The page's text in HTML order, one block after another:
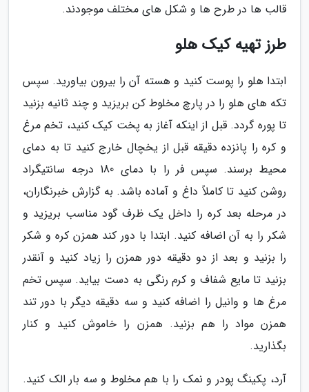
قالب ها در طرح ها و شکل های مختلف موجودند.
طرز تهیه کیک هلو
ابتدا هلو را پوست کنید و هسته آن را بیرون بیاورید. سپس
تکه های هلو را در پارچ مخلوط کن بریزید و چند ثانیه بزنید
تا پوره گردد. قبل از اینکه آغاز به پخت کیک کنید، تخم مرغ
و کره را پانزده دقیقه قبل از یخچال خارج کنید تا به دمای
محیط برسند. سپس فر را با دمای 180 درجه سانتیگراد
روشن کنید تا کاملاً داغ و آماده باشد. به گزارش خبرنگاران،
در مرحله بعد کره را داخل یک ظرف گود مناسب بریزید و
شکر را به آن اضافه کنید. ابتدا با دور کند همزن کره و شکر
را بزنید و بعد از دو دقیقه دور همزن را زیاد کنید و آنقدر
بزنید تا مایع شفاف و کرم رنگی به دست بیاید. سپس تخم
مرغ ها و وانیل را اضافه کنید و سه دقیقه دیگر با دور تند
همزن مواد را هم بزنید. همزن را خاموش کنید و کنار
بگذارید.
آرد، پکینگ پودر و نمک را با هم مخلوط و سه بار الک کنید.